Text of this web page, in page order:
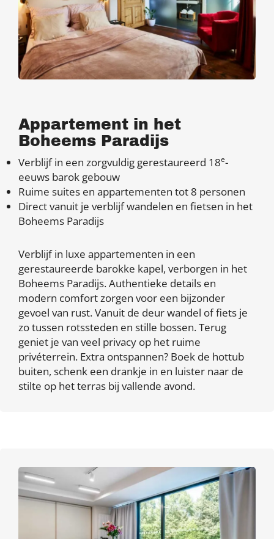
Appartement in het
Boheems Paradijs
Verblijf in een zorgvuldig gerestaureerd 18e-
eeuws barok gebouw
Ruime suites en appartementen tot 8 personen
Direct vanuit je verblijf wandelen en fietsen in het
Boheems Paradijs
Verblijf in luxe appartementen in een
gerestaureerde barokke kapel, verborgen in het
Boheems Paradijs. Authentieke details en
modern comfort zorgen voor een bijzonder
gevoel van rust. Vanuit de deur wandel of fiets je
zo tussen rotssteden en stille bossen. Terug
geniet je van veel privacy op het ruime
privéterrein. Extra ontspannen? Boek de hottub
buiten, schenk een drankje in en luister naar de
stilte op het terras bij vallende avond.